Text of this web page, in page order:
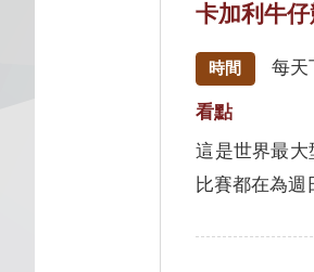
卡加利牛
時間 每天
看點
這是世界最
比賽都在為週